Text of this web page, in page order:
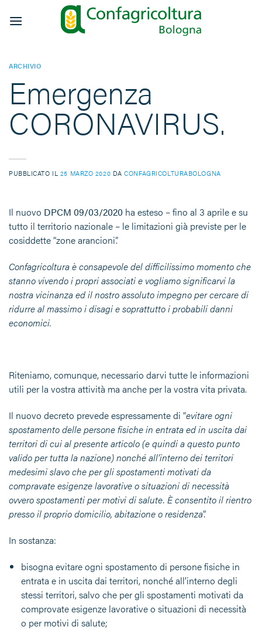
ARCHIVIO
Emergenza
CORONAVIRUS.
PUBBLICATO IL 25 MARZO 2020 DACONFAGRICOLTURABOLOGNA
Il nuovo DPCM 09/03/2020 ha esteso – fino al 3 aprile e su
tutto il territorio nazionale – le limitazioni già previste per le
cosiddette “zone arancioni”.
Confagricoltura è consapevole del difficilissimo momento che
stanno vivendo i propri associati e vogliamo significarvi la
nostra vicinanza ed il nostro assoluto impegno per cercare di
ridurre al massimo i disagi e soprattutto i probabili danni
economici.
Riteniamo, comunque, necessario darvi tutte le informazioni
utili per la vostra attività ma anche per la vostra vita privata.
Il nuovo decreto prevede espressamente di “evitare ogni
spostamento delle persone fisiche in entrata ed in uscita dai
territori di cui al presente articolo (e quindi a questo punto
valido per tutta la nazione) nonché all’interno dei territori
medesimi slavo che per gli spostamenti motivati da
compravate esigenze lavorative o situazioni di necessità
ovvero spostamenti per motivi di salute. È consentito il rientro
presso il proprio domicilio, abitazione o residenza”.
In sostanza:
bisogna evitare ogni spostamento di persone fisiche in
entrata e in uscita dai territori, nonché all’interno degli
stessi territori, salvo che per gli spostamenti motivati da
comprovate esigenze lavorative o situazioni di necessità
o per motivi di salute;